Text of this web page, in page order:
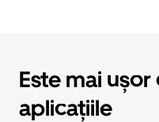
Este mai
aplicațiile